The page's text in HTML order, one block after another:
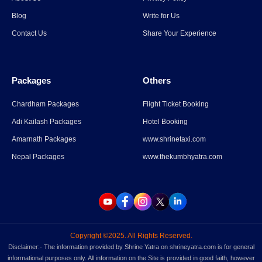
कैलाश पर्वत के दर्शन को केंद्र की
2025 के लिए एक गाइड
Blog
Contact Us
Write for Us
Share Your Experience
Packages
Chardham Packages
Adi Kailash Packages
Amarnath Packages
Nepal Packages
Others
Flight Ticket Booking
Hotel Booking
www.shrinetaxi.com
www.thekumbhyatra.com
Copyright ©2025. All Rights Reserved.
Disclaimer:- The information provided by Shrine Yatra on shrineyatra.com is for general
informational purposes only. All information on the Site is provided in good faith, however